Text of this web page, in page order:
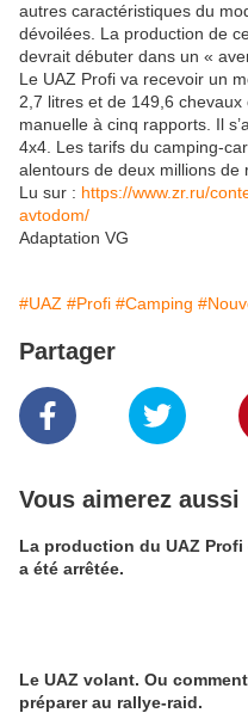
autres caractéristiques du
dévoilées. La production de
devrait débuter dans un «
Le UAZ Profi va recevoir un
2,7 litres et de 149,6
manuelle à cinq rapports. Il
4x4. Les tarifs du camping-
alentours de deux millions de
Lu sur : https://www.zr.ru/
avtodom/
Adaptation VG
#UAZ #Profi #Camping
Partager
Vous aimerez aussi
La production du UAZ
a été arrêtée.
Le UAZ volant. Ou
préparer au rallye-raid.